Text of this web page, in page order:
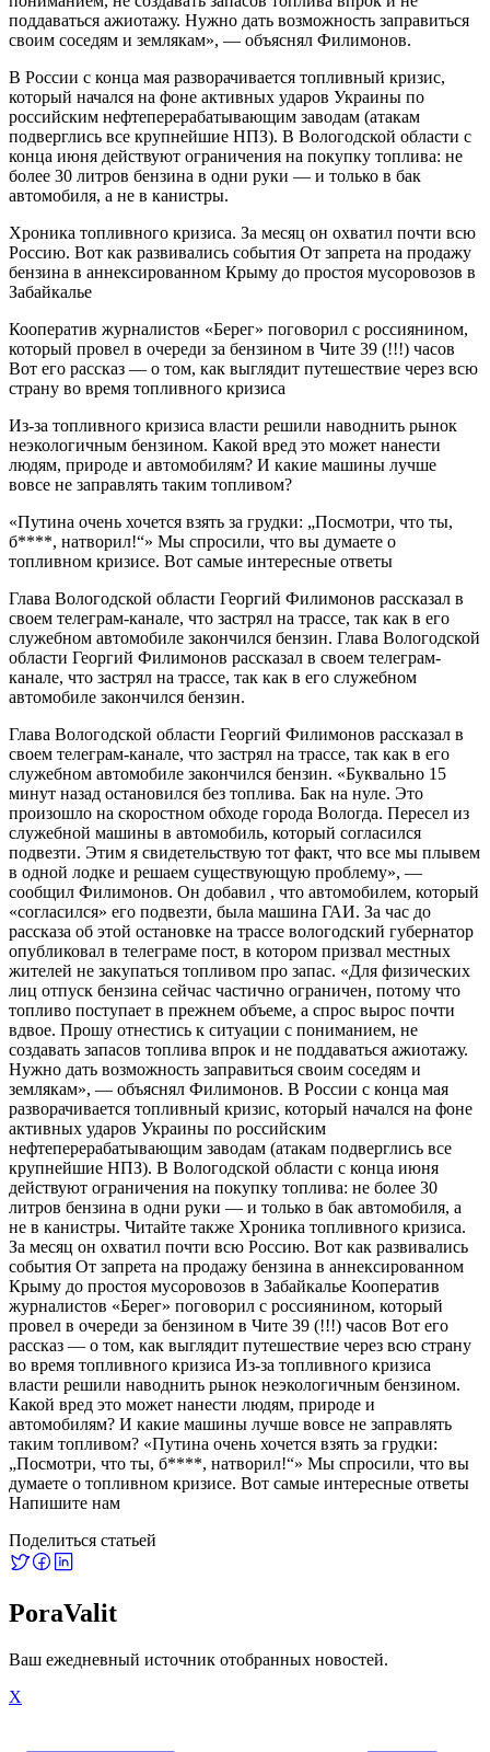
поддаваться ажиотажу. Нужно дать возможность заправиться
своим соседям и землякам», — объяснял Филимонов.
В России с конца мая разворачивается топливный кризис,
который начался на фоне активных ударов Украины по
российским нефтеперерабатывающим заводам (атакам
подверглись все крупнейшие НПЗ). В Вологодской области с
конца июня действуют ограничения на покупку топлива: не
более 30 литров бензина в одни руки — и только в бак
автомобиля, а не в канистры.
Хроника топливного кризиса. За месяц он охватил почти всю
Россию. Вот как развивались события От запрета на продажу
бензина в аннексированном Крыму до простоя мусоровозов в
Забайкалье
Кооператив журналистов «Берег» поговорил с россиянином,
который провел в очереди за бензином в Чите 39 (!!!) часов
Вот его рассказ — о том, как выглядит путешествие через всю
страну во время топливного кризиса
Из-за топливного кризиса власти решили наводнить рынок
неэкологичным бензином. Какой вред это может нанести
людям, природе и автомобилям? И какие машины лучше
вовсе не заправлять таким топливом?
«Путина очень хочется взять за грудки: „Посмотри, что ты,
б****, натворил!“» Мы спросили, что вы думаете о
топливном кризисе. Вот самые интересные ответы
Глава Вологодской области Георгий Филимонов рассказал в
своем телеграм-канале, что застрял на трассе, так как в его
служебном автомобиле закончился бензин. Глава Вологодской
области Георгий Филимонов рассказал в своем телеграм-
канале, что застрял на трассе, так как в его служебном
автомобиле закончился бензин.
Глава Вологодской области Георгий Филимонов рассказал в
своем телеграм-канале, что застрял на трассе, так как в его
служебном автомобиле закончился бензин. «Буквально 15
минут назад остановился без топлива. Бак на нуле. Это
произошло на скоростном обходе города Вологда. Пересел из
служебной машины в автомобиль, который согласился
подвезти. Этим я свидетельствую тот факт, что все мы плывем
в одной лодке и решаем существующую проблему», —
сообщил Филимонов. Он добавил , что автомобилем, который
«согласился» его подвезти, была машина ГАИ. За час до
рассказа об этой остановке на трассе вологодский губернатор
опубликовал в телеграме пост, в котором призвал местных
жителей не закупаться топливом про запас. «Для физических
лиц отпуск бензина сейчас частично ограничен, потому что
топливо поступает в прежнем объеме, а спрос вырос почти
вдвое. Прошу отнестись к ситуации с пониманием, не
создавать запасов топлива впрок и не поддаваться ажиотажу.
Нужно дать возможность заправиться своим соседям и
землякам», — объяснял Филимонов. В России с конца мая
разворачивается топливный кризис, который начался на фоне
активных ударов Украины по российским
нефтеперерабатывающим заводам (атакам подверглись все
крупнейшие НПЗ). В Вологодской области с конца июня
действуют ограничения на покупку топлива: не более 30
литров бензина в одни руки — и только в бак автомобиля, а
не в канистры. Читайте также Хроника топливного кризиса.
За месяц он охватил почти всю Россию. Вот как развивались
события От запрета на продажу бензина в аннексированном
Крыму до простоя мусоровозов в Забайкалье Кооператив
журналистов «Берег» поговорил с россиянином, который
провел в очереди за бензином в Чите 39 (!!!) часов Вот его
рассказ — о том, как выглядит путешествие через всю страну
во время топливного кризиса Из-за топливного кризиса
власти решили наводнить рынок неэкологичным бензином.
Какой вред это может нанести людям, природе и
автомобилям? И какие машины лучше вовсе не заправлять
таким топливом? «Путина очень хочется взять за грудки:
„Посмотри, что ты, б****, натворил!“» Мы спросили, что вы
думаете о топливном кризисе. Вот самые интересные ответы
Напишите нам
Поделиться статьей
PoraValit
Ваш ежедневный источник отобранных новостей.
X